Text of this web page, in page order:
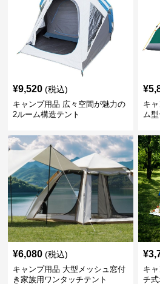
¥9,520 (税込)
キャンプ用品 広々空間が魅力の
2ルーム構造テント
¥
キ
ム
¥6,080 (税込)
キャンプ用品 大型メッシュ窓付
き家族用ワンタッチテント
¥
キ
チ